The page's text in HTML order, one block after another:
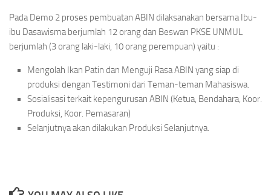
Pada Demo 2 proses pembuatan ABIN dilaksanakan bersama Ibu-
ibu Dasawisma berjumlah 12 orang dan Beswan PKSE UNMUL
berjumlah (3 orang laki-laki, 10 orang perempuan) yaitu :
Mengolah Ikan Patin dan Menguji Rasa ABIN yang siap di
produksi dengan Testimoni dari Teman-teman Mahasiswa.
Sosialisasi terkait kepengurusan ABIN (Ketua, Bendahara, Koor.
Produksi, Koor. Pemasaran)
Selanjutnya akan dilakukan Produksi Selanjutnya.